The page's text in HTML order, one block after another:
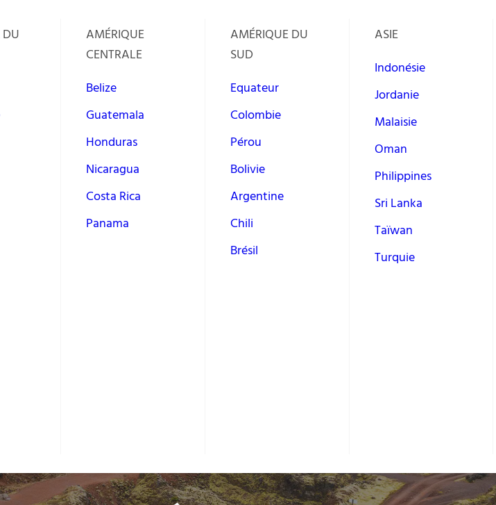
AMÉRIQUE
CENTRALE
Belize
Guatemala
Honduras
Nicaragua
Costa Rica
Panama
AMÉRIQUE DU
SUD
Equateur
Colombie
Pérou
Bolivie
Argentine
Chili
Brésil
ASIE
Indonésie
Jordanie
Malaisie
Oman
Philippines
Sri Lanka
Taïwan
Turquie